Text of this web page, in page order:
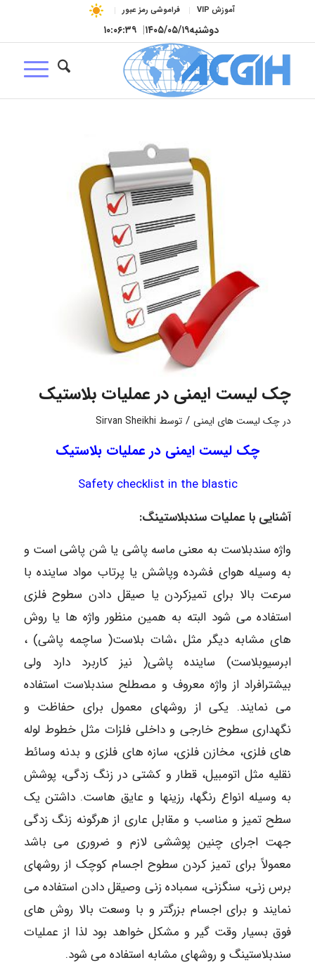
آموزش VIP فراموشی رمز عبور
دوشنبه۱۴۰۵/۰۵/۱۹| ۱۰:۰۶:۴۰
چک لیست ایمنی در عملیات بلاستیک
در چک لیست های ایمنی / توسط Sirvan Sheikhi
چک لیست ایمنی در عملیات بلاستیک
Safety checklist in the blastic
آشنایی با عملیات سندبلاستینگ:
واژه سندبلاست به معنی ماسه پاشی یا شن پاشی است و
به وسیله هوای فشرده وپاشش یا پرتاب مواد ساینده با
سرعت بالا برای تمیزکردن یا صیقل دادن سطوح فلزی
استفاده می شود البته به همین منظور واژه ها یا روش
های مشابه دیگر مثل ،شات بلاست( ساچمه پاشی) ،
ابرسیوبلاست) ساینده پاشی( نیز کاربرد دارد ولی
بیشترافراد از واژه معروف و مصطلح سندبلاست استفاده
می نمایند. یکی از روشهای معمول برای حفاظت و
نگهداری سطوح خارجی و داخلی فلزات مثل خطوط لوله
های فلزی، مخازن فلزی، سازه های فلزی و بدنه وسائط
نقلیه مثل اتومبیل، قطار و کشتی در زنگ زدگی، پوشش
به وسیله انواع رنگها، رزینها و عایق هاست. داشتن یک
سطح تمیز و مناسب و مقابل عاری از هرگونه زنگ زدگی
جهت اجرای چنین پوششی لازم و ضروری می باشد
معمولاً برای تمیز کردن سطوح اجسام کوچک از روشهای
برس زنی، سنگزنی، سمباده زنی وصیقل دادن استفاده می
نمایند و برای اجسام بزرگتر و با وسعت بالا روش های
فوق بسیار وقت گیر و مشکل خواهد بود لذا از عملیات
سندبلاستینگ و روشهای مشابه استفاده می شود.